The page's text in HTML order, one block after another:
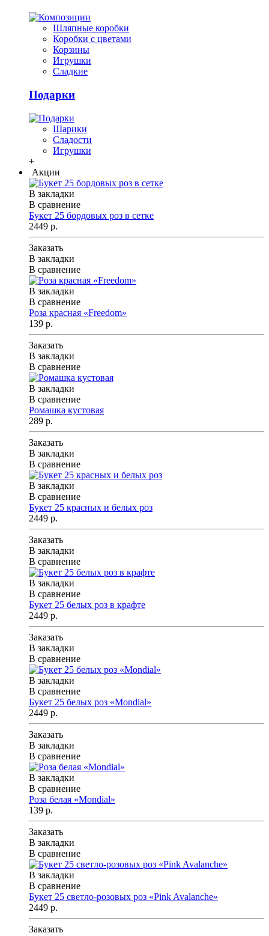
Шляпные коробки
Коробки с цветами
Корзины
Игрушки
Сладкие
Подарки
Шарики
Сладости
Игрушки
+
Акции
В закладки
В сравнение
Букет 25 бордовых роз в сетке
2449 р.
Заказать
В закладки
В сравнение
В закладки
В сравнение
Роза красная «Freedom»
139 р.
Заказать
В закладки
В сравнение
В закладки
В сравнение
Ромашка кустовая
289 р.
Заказать
В закладки
В сравнение
В закладки
В сравнение
Букет 25 красных и белых роз
2449 р.
Заказать
В закладки
В сравнение
В закладки
В сравнение
Букет 25 белых роз в крафте
2449 р.
Заказать
В закладки
В сравнение
В закладки
В сравнение
Букет 25 белых роз «Mondial»
2449 р.
Заказать
В закладки
В сравнение
В закладки
В сравнение
Роза белая «Mondial»
139 р.
Заказать
В закладки
В сравнение
В закладки
В сравнение
Букет 25 светло-розовых роз «Pink Avalanche»
2449 р.
Заказать